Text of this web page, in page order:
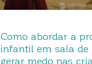
Como abordar a
infantil em sala de
gerar medo nas